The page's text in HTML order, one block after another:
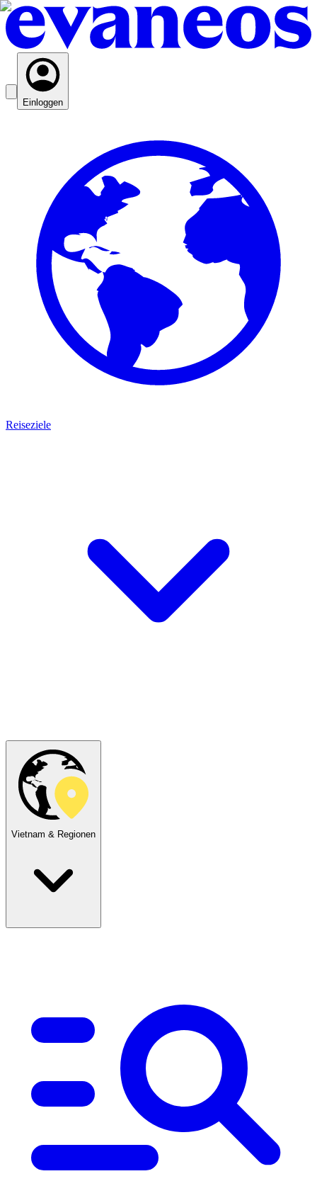
Einloggen
Reiseziele
Vietnam & Regionen